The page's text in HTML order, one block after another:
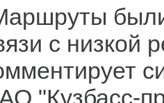
с низкой
"Кузбасс-